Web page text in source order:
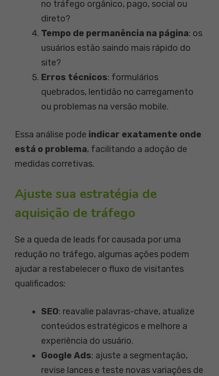
no tráfego orgânico, pago, social ou
direto?
Tempo de permanência na página: os
usuários estão saindo mais rápido do
site?
Erros técnicos: formulários
quebrados, lentidão no carregamento
ou problemas na versão mobile.
Essa análise pode indicar exatamente onde
está o problema, facilitando a adoção de
medidas corretivas.
Ajuste sua estratégia de
aquisição de tráfego
Se a queda de leads for causada por uma
redução no tráfego, algumas ações podem
ajudar a restabelecer o fluxo de visitantes
qualificados:
SEO: reavalie palavras-chave, atualize
conteúdos estratégicos e melhore a
experiência do usuário.
Google Ads: ajuste a segmentação,
revise lances e teste novas variações de